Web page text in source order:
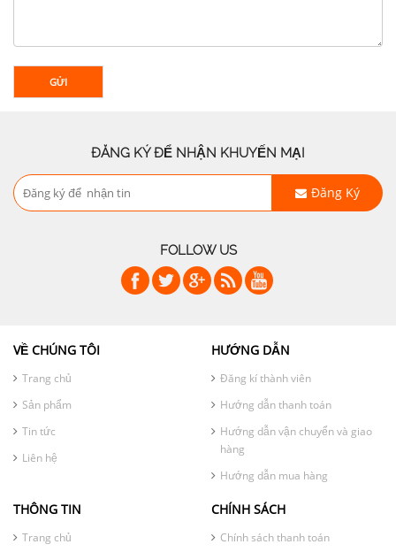
GỬI
ĐĂNG KÝ ĐỂ NHẬN KHUYẾN MẠI
Đăng Ký
FOLLOW US
VỀ CHÚNG TÔI
Trang chủ
Sản phẩm
Tin tức
Liên hệ
HƯỚNG DẪN
Đăng kí thành viên
Hướng dẫn thanh toán
Hướng dẫn vận chuyển và giao
hàng
Hướng dẫn mua hàng
THÔNG TIN
Trang chủ
CHÍNH SÁCH
Chính sách thanh toán